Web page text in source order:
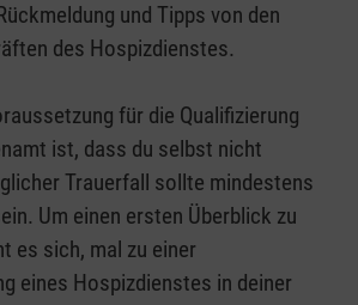
und Tipps von den
des Hospizdienstes.
für die Qualifizierung
ist, dass du selbst nicht
Trauerfall sollte mindestens
Um einen ersten Überblick zu
es sich, mal zu einer
eines Hospizdienstes in deiner